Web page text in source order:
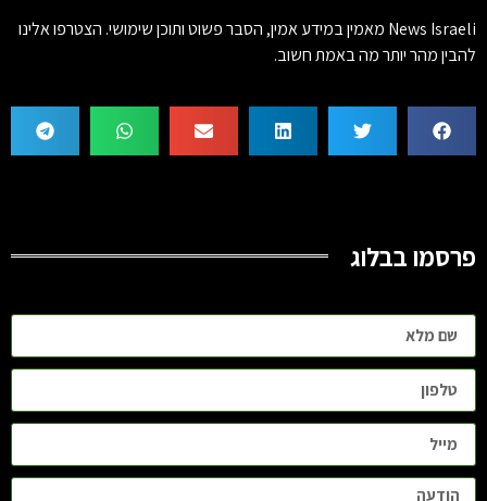
News Israeli מאמין במידע אמין, הסבר פשוט ותוכן שימושי. הצטרפו אלינו
להבין מהר יותר מה באמת חשוב.
פרסמו בבלוג